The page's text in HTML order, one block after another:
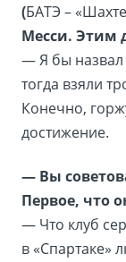
(БАТЭ –
Месси. Этим
— Я бы назвал
тогда взяли
Конечно,
достижение.
— Вы
Первое, что
— Что клуб
в «Спартаке»